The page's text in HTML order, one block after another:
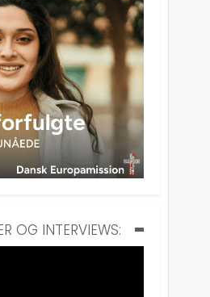
OG INTERVIEWS: